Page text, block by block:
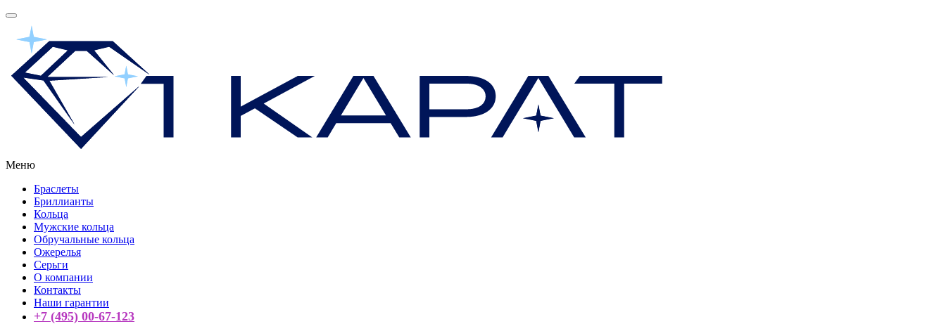
Меню
Браслеты
Бриллианты
Кольца
Мужские кольца
Обручальные кольца
Ожерелья
Серьги
О компании
Контакты
Наши гарантии
+7 (495) 00-67-123